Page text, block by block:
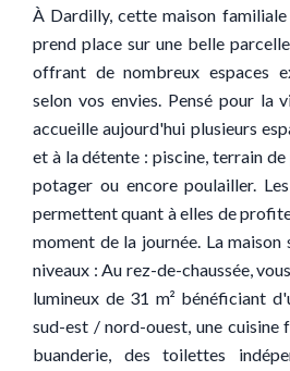
À Dardilly, cette maison
prend place sur une belle
offrant de nombreux espaces
selon vos envies. Pensé pour la
accueille aujourd'hui plusieurs
et à la détente : piscine, terrain de
potager ou encore poulailler.
permettent quant à elles de
moment de la journée. La maison
niveaux : Au rez-de-chaussée,
lumineux de 31 m² bénéficiant
sud-est / nord-ouest, une cuisine
buanderie, des toilettes